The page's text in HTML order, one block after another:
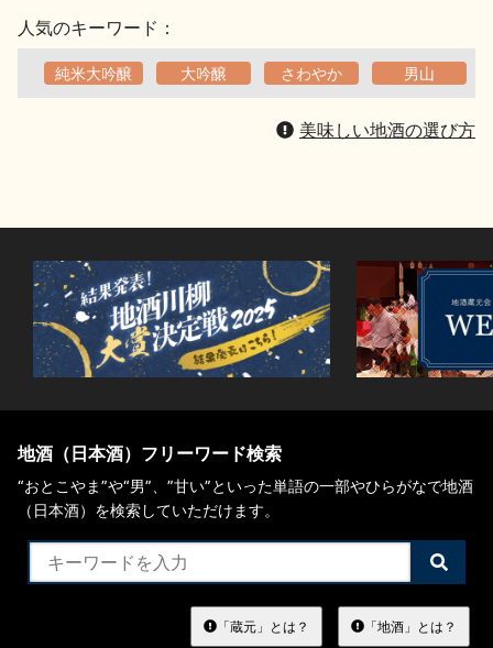
人気のキーワード：
純米大吟醸 大吟醸 さわやか 男山
美味しい地酒の選び方
地酒（日本酒）フリーワード検索
“おとこやま”や“男”、”甘い”といった単語の一部やひらがなで地酒
（日本酒）を検索していただけます。
検
索
る
「蔵元」とは？ 「地酒」とは？